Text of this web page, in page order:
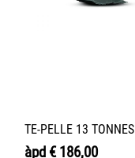
TE-PELLE 13 TONNES
àpd €186,00